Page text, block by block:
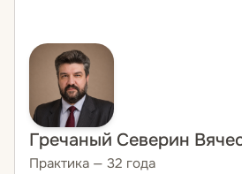
Гречаный Северин
Практика — 32 года